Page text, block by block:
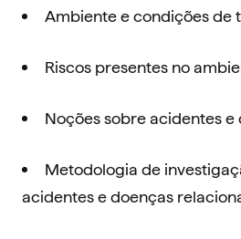
Ambiente e condições de
Riscos presentes no
Noções sobre acidentes e
Metodologia de
acidentes e doenças